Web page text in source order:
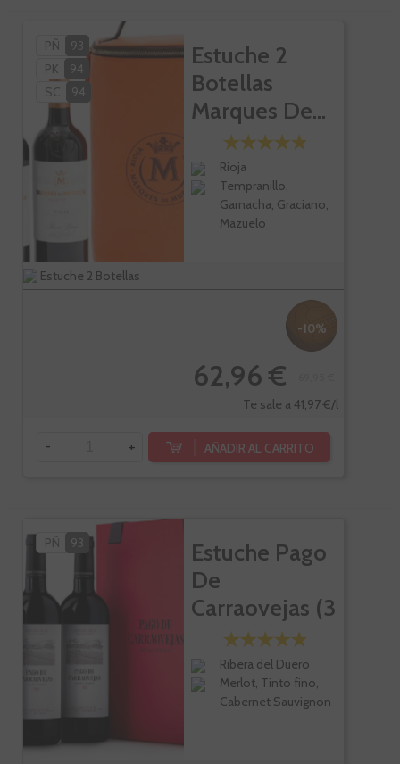
PÑ
93
PK
94
SC
94
Estuche 2
Botellas
Marques De...
Rioja
Tempranillo,
Garnacha, Graciano,
Mazuelo
Estuche 2 Botellas
-10%
62,96 €
Te sale a 41,97 €/l
- + AÑADIR AL CARRITO
PÑ 93
Estuche Pago
De
Carraovejas (3
Botellas)
Ribera del Duero
Merlot, Tinto fino,
Cabernet Sauvignon